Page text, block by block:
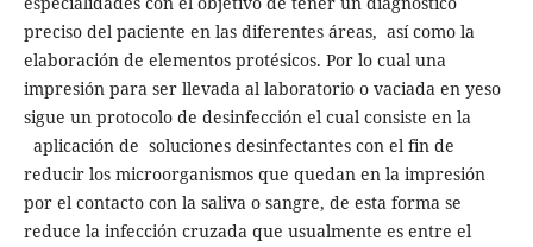
preciso del paciente en las diferentes áreas, así como la
elaboración de elementos protésicos. Por lo cual una
impresión para ser llevada al laboratorio o vaciada en yeso
sigue un protocolo de desinfección el cual consiste en la
aplicación de soluciones desinfectantes con el fin de
reducir los microorganismos que quedan en la impresión
por el contacto con la saliva o sangre, de esta forma se
reduce la infección cruzada que usualmente es entre el